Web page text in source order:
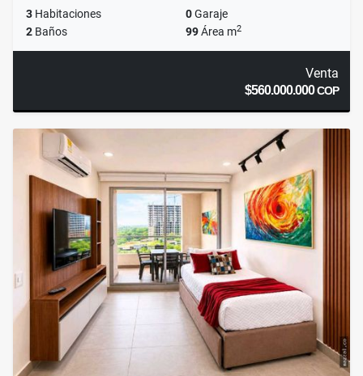
3 Habitaciones 0Garaje
2 Baños 99Área m2
Venta
$560.000.000COP